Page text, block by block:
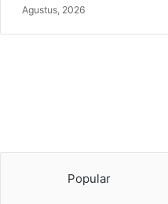
Agustus, 2026
Popular